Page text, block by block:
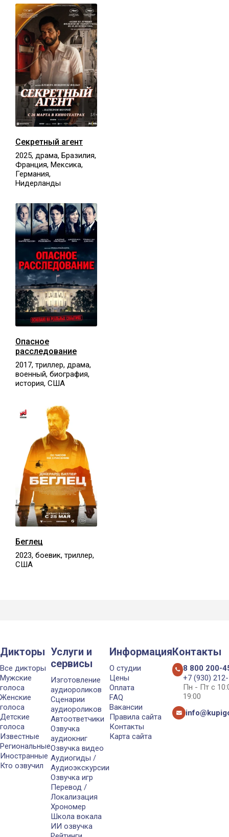
Секретный агент
2025, драма, Бразилия,
Франция, Мексика,
Германия,
Нидерланды
Опасное
расследование
2017, триллер, драма,
военный, биография,
история, США
Беглец
2023, боевик, триллер,
США
Дикторы
Все дикторы
Мужские
голоса
Женские
голоса
Детские
голоса
Известные
Региональные
Иностранные
Кто озвучил
Услуги и
сервисы
Изготовление
аудиороликов
Сценарии
аудиороликов
Автоответчики
Озвучка
аудиокниг
Озвучка видео
Аудиогиды /
Аудиоэкскурсии
Озвучка игр
Перевод /
Локализация
Хрономер
Школа вокала
ИИ озвучка
Информация
О студии
Цены
Оплата
FAQ
Вакансии
Правила сайта
Контакты
Карта сайта
Контакты
8 800 200-
+7 (930)
Пн - Пт с
19:00